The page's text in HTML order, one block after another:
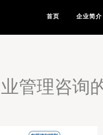
首页 企业简介
管理咨询